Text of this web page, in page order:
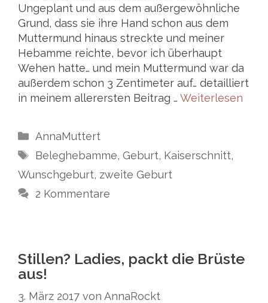
Ungeplant und aus dem außergewöhnliche
Grund, dass sie ihre Hand schon aus dem
Muttermund hinaus streckte und meiner
Hebamme reichte, bevor ich überhaupt
Wehen hatte… und mein Muttermund war da
außerdem schon 3 Zentimeter auf… detailliert
in meinem allerersten Beitrag … Weiterlesen
Kategorien
AnnaMuttert
Schlagwörter
Beleghebamme, Geburt, Kaiserschnitt,
Wunschgeburt, zweite Geburt
2 Kommentare
Stillen? Ladies, packt die Brüste
aus!
3. März 2017 von AnnaRockt